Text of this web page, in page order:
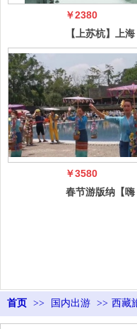
￥2380
【上苏杭】上海
外滩南京路+狮
子林+寒山寺
￥3580
春节游版纳【嗨
首页 >> 国内出游 >> 西藏